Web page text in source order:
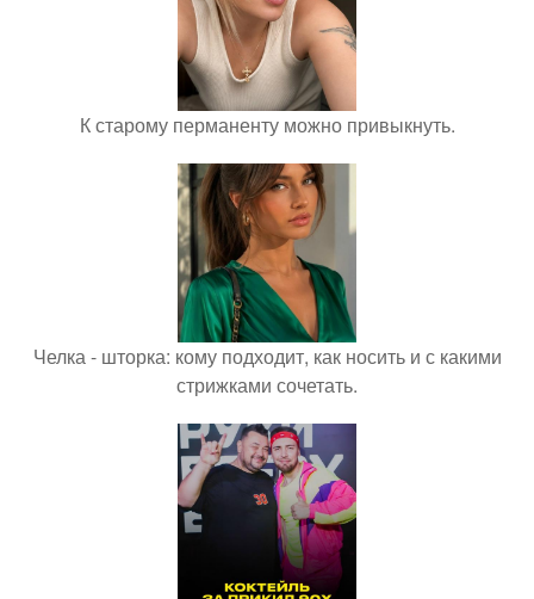
К старому перманенту можно привыкнуть.
Челка - шторка: кому подходит, как носить и с какими
стрижками сочетать.